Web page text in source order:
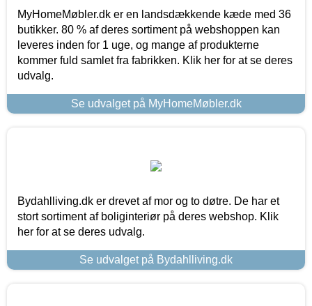
MyHomeMøbler.dk er en landsdækkende kæde med 36
butikker. 80 % af deres sortiment på webshoppen kan
leveres inden for 1 uge, og mange af produkterne
kommer fuld samlet fra fabrikken. Klik her for at se deres
udvalg.
Se udvalget på MyHomeMøbler.dk
Bydahlliving.dk er drevet af mor og to døtre. De har et
stort sortiment af boliginteriør på deres webshop. Klik
her for at se deres udvalg.
Se udvalget på Bydahlliving.dk